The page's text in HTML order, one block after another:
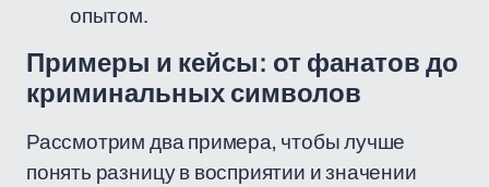
опытом.
Примеры и кейсы: от фанатов до
криминальных символов
Рассмотрим два примера, чтобы лучше
понять разницу в восприятии и значении